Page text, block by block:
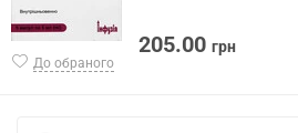
До обраного
205.00 грн